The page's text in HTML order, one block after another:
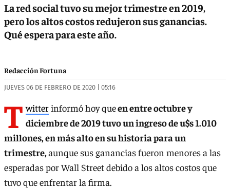
La red social tuvo su mejor trimestre en 2019,
pero los altos costos redujeron sus ganancias.
Qué espera para este año.
Redacción Fortuna
JUEVES 06 DE FEBRERO DE 2020 | 05:16
T witterinformó hoy queen entre octubre y
diciembre de 2019 tuvo un ingreso de u$s 1.010
millones, en más alto en su historia para un
trimestre,aunque sus ganancias fueron menores a las
esperadas por Wall Street debido a los altos costos que
tuvo que enfrentar la firma.